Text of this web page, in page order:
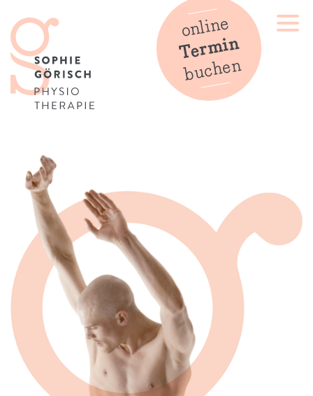
online
Termin
buchen